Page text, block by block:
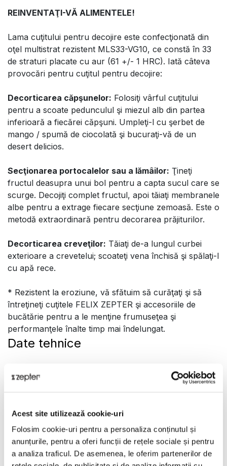
Acest site utilizează cookie-uri
Folosim cookie-uri pentru a personaliza conținutul și
anunțurile, pentru a oferi funcții de rețele sociale și pentru
a analiza traficul. De asemenea, le oferim partenerilor de
REINVENTAŢI-VĂ ALIMENTELE!
Lama cuţitului pentru decojire este confecţionată din
oţel multistrat rezistent MLS33-VG10, ce constă în 33
de straturi placate cu aur (61 +/- 1 HRC). Iată câteva
provocări pentru cuţitul pentru decojire:
Decorticarea căpşunelor: Folosiţi vârful cuţitului
pentru a scoate pedunculul şi miezul alb din partea
inferioară a fiecărei căpşuni. Umpleţi-l cu şerbet de
mango / spumă de ciocolată şi bucuraţi-vă de un
desert delicios.
Secţionarea portocalelor sau a lămâilor: Ţineţi
fructul deasupra unui bol pentru a capta sucul care se
scurge. Decojiţi complet fructul, apoi tăiaţi membranele
albe pentru a extrage fiecare secţiune zemoasă. Este o
metodă extraordinară pentru decorarea prăjiturilor.
Decorticarea creveţilor: Tăiaţi de-a lungul curbei
exterioare a crevetelui; scoateţi vena închisă şi spălaţi-l
cu apă rece.
* Rezistent la eroziune, vă sfătuim să curăţaţi şi să
întreţineţi cuţitele FELIX ZEPTER şi accesoriile de
bucătărie pentru a le menţine frumuseţea şi
performanţele înalte timp mai îndelungat.
Date tehnice
COD PRODUS
NUME PRODUS
GARANŢIE
2 ani Această garanție nu acoperă: modificări estetice